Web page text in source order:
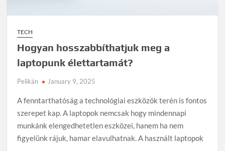
TECH
Hogyan hosszabbíthatjuk meg a
laptopunk élettartamát?
Pelikán January 9, 2025
A fenntarthatóság a technológiai eszközök terén is fontos
szerepet kap. A laptopok nemcsak hogy mindennapi
munkánk elengedhetetlen eszközei, hanem ha nem
figyelünk rájuk, hamar elavulhatnak. A használt laptopok